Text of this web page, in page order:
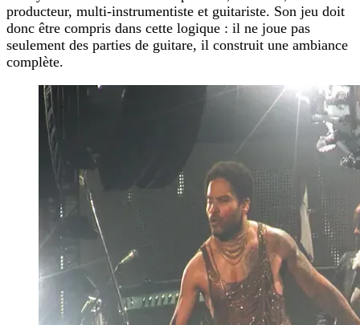
producteur, multi-instrumentiste et guitariste. Son jeu doit
donc être compris dans cette logique : il ne joue pas
seulement des parties de guitare, il construit une ambiance
complète.